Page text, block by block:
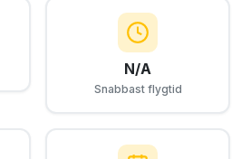
N/A
Snabbast flygtid